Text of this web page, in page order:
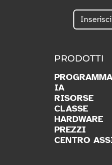
PRODOTTI
IA
RISORSE
CLASSE
HARDWARE
PREZZI
CENTRO